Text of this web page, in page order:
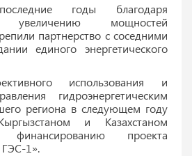
годы благодаря
увеличению мощностей
партнерство с соседними
единого энергетического
использования и
гидроэнергетическим
региона в следующем году
и Казахстаном
проекта
ГЭС-1».